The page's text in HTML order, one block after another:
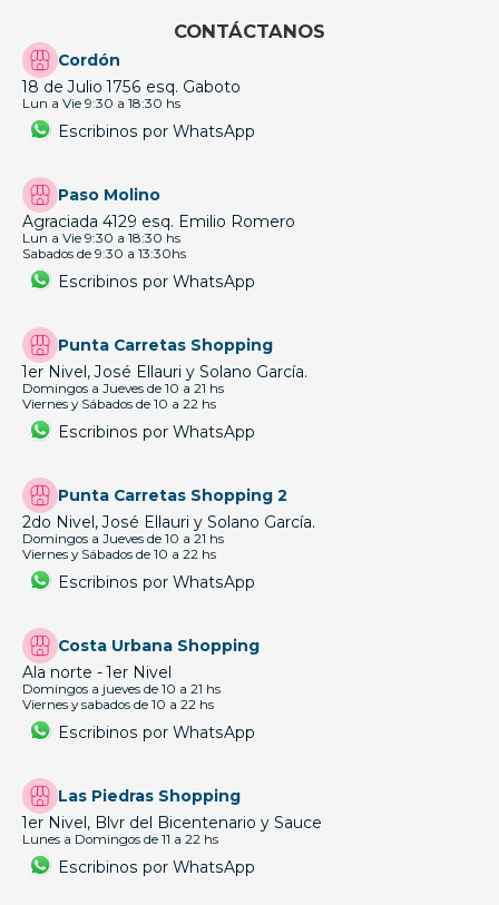
CONTÁCTANOS
Cordón
18 de Julio 1756 esq. Gaboto
Lun a Vie 9:30 a 18:30 hs
Escribinos por WhatsApp
Paso Molino
Agraciada 4129 esq. Emilio Romero
Lun a Vie 9:30 a 18:30 hs
Sabados de 9:30 a 13:30hs
Escribinos por WhatsApp
Punta Carretas Shopping
1er Nivel, José Ellauri y Solano García.
Domingos a Jueves de 10 a 21 hs
Viernes y Sábados de 10 a 22 hs
Escribinos por WhatsApp
Punta Carretas Shopping 2
2do Nivel, José Ellauri y Solano García.
Domingos a Jueves de 10 a 21 hs
Viernes y Sábados de 10 a 22 hs
Escribinos por WhatsApp
Costa Urbana Shopping
Ala norte - 1er Nivel
Domingos a jueves de 10 a 21 hs
Viernes y sabados de 10 a 22 hs
Escribinos por WhatsApp
Las Piedras Shopping
1er Nivel, Blvr del Bicentenario y Sauce
Lunes a Domingos de 11 a 22 hs
Escribinos por WhatsApp